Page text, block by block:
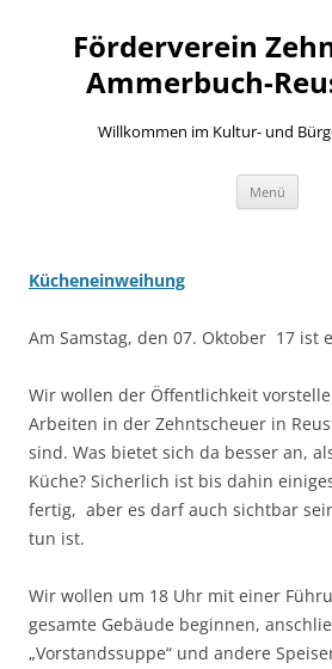
springenFörderverein
Ammerbuch-
Willkommen im Kultur- und
Menü
Kücheneinweihung
Am Samstag, den 07. Oktober 17 ist
Wir wollen der Öffentlichkeit
Arbeiten in der Zehntscheuer in
sind. Was bietet sich da besser an,
Küche? Sicherlich ist bis dahin
fertig, aber es darf auch sichtbar
tun ist.
Wir wollen um 18 Uhr mit einer
gesamte Gebäude beginnen,
„Vorstandssuppe“ und andere